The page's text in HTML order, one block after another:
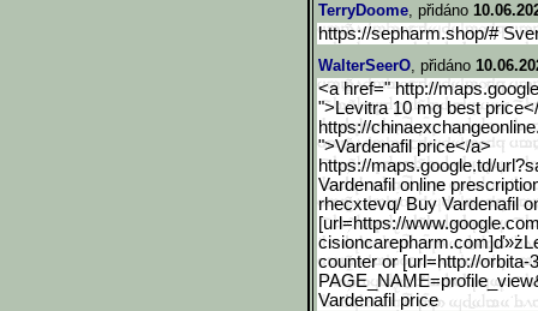
TerryDoome, přidáno
https://sepharm.shop/#
WalterSeerO, přidáno
<a href=" http://
">Levitra 10 mg best
https://
">Vardenafil price</a>
https://maps.google.td/ur
Vardenafil online
rhecxtevq/ Buy Vardenafil
[url=https://www.google.c
counter or [url=http://orbita-
PAGE_NAME=profile_vi
Vardenafil price